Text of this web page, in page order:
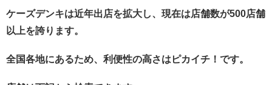
ケーズデンキは近年出店を拡大し、現在は店舗数が500店舗
以上を誇ります。
全国各地にあるため、利便性の高さはピカイチ！です。